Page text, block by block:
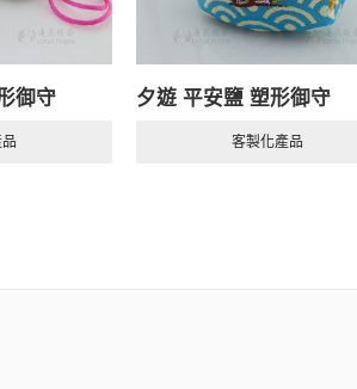
御守 夕遊 平安鹽 塑形御守
客製化產品